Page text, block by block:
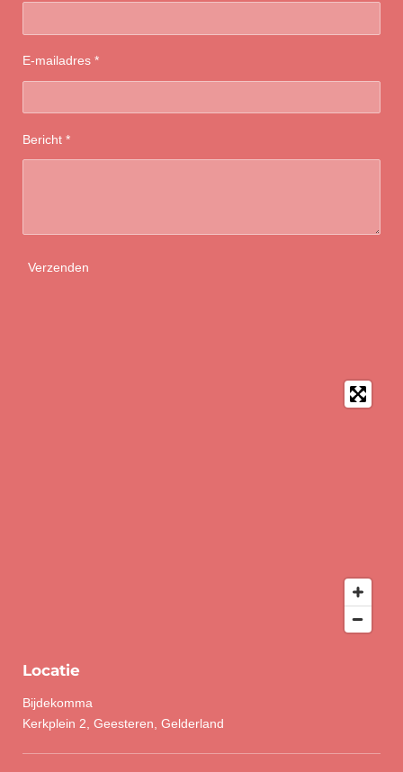
E-mailadres *
Bericht *
Verzenden
Locatie
Bijdekomma
Kerkplein 2, Geesteren, Gelderland